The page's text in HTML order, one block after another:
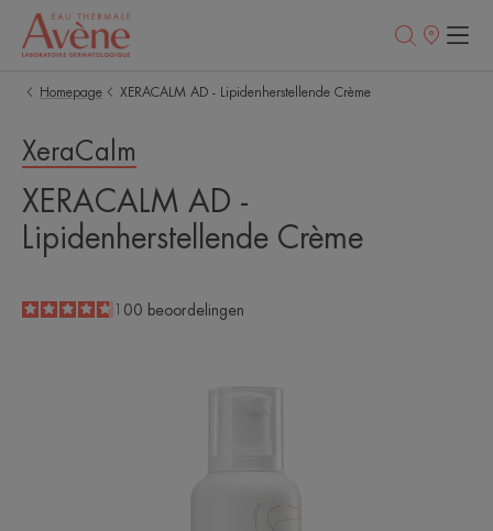
Homepage XERACALM AD - Lipidenherstellende Crème
XeraCalm
XERACALM AD -
Lipidenherstellende Crème
4.7
/5100 beoordelingen